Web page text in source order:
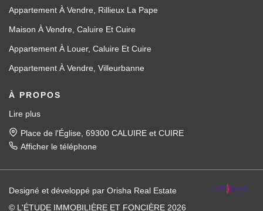
Appartement À Vendre, Rillieux La Pape
Maison À Vendre, Caluire Et Cuire
Appartement À Louer, Caluire Et Cuire
Appartement À Vendre, Villeurbanne
À PROPOS
Lire plus
Place de l'Église, 69300 CALUIRE et CUIRE
Afficher le téléphone
Designé et développé par Orisha Real Estate
© L'ÉTUDE IMMOBILIÈRE ET FONCIÈRE 2026